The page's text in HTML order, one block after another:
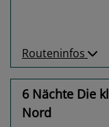
Routeninfos
6 Nächte Die
Nord